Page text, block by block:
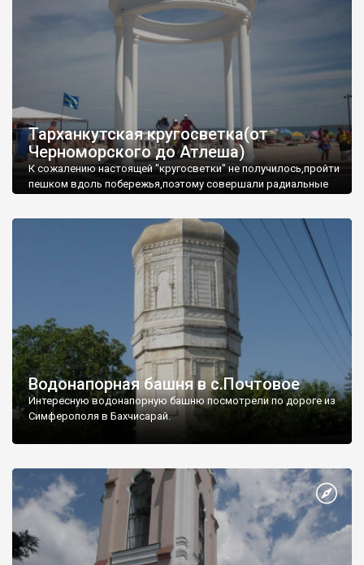
Тарханкутская кругосветка(от
Черноморского до Атлеша)
К сожалению настоящей "кругосветки" не получилось,пройти
пешком вдоль побережья,поэтому совершали радиальные
Водонапорная башня в с.Почтовое
Интересную водонапорную башню посмотрели по дороге из
Симферополя в Бахчисарай.